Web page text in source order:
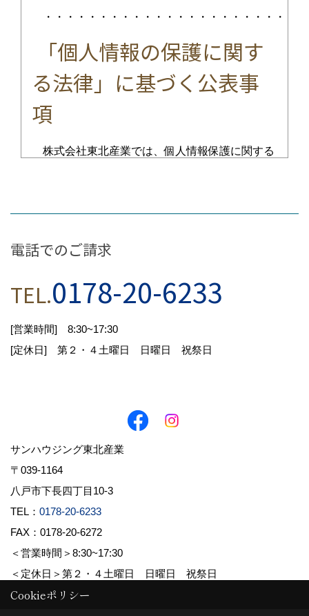
・・・・・・・・・・・・・・・・・・・・・・・
「個人情報の保護に関す
る法律」に基づく公表事
項
株式会社東北産業では、個人情報保護に関する
します。
個人情報の利用目的の公表に
関する事項
合は、その都度利用目的を明示させていただきま
1.お客様からのお問合せの対応
3.お客様の家づくりに関するご提案
4.必要に応じてお客様へのご連絡
電話でのご請求
TEL.0178-20-6233
[営業時間] 8:30~17:30
[定休日] 第２・４土曜日 日曜日 祝祭日
サンハウジング東北産業
〒039-1164
八戸市下長四丁目10-3
TEL： 0178-20-6233
FAX：0178-20-6272
＜営業時間＞8:30~17:30
＜定休日＞第２・４土曜日 日曜日 祝祭日
Cookieポリシー